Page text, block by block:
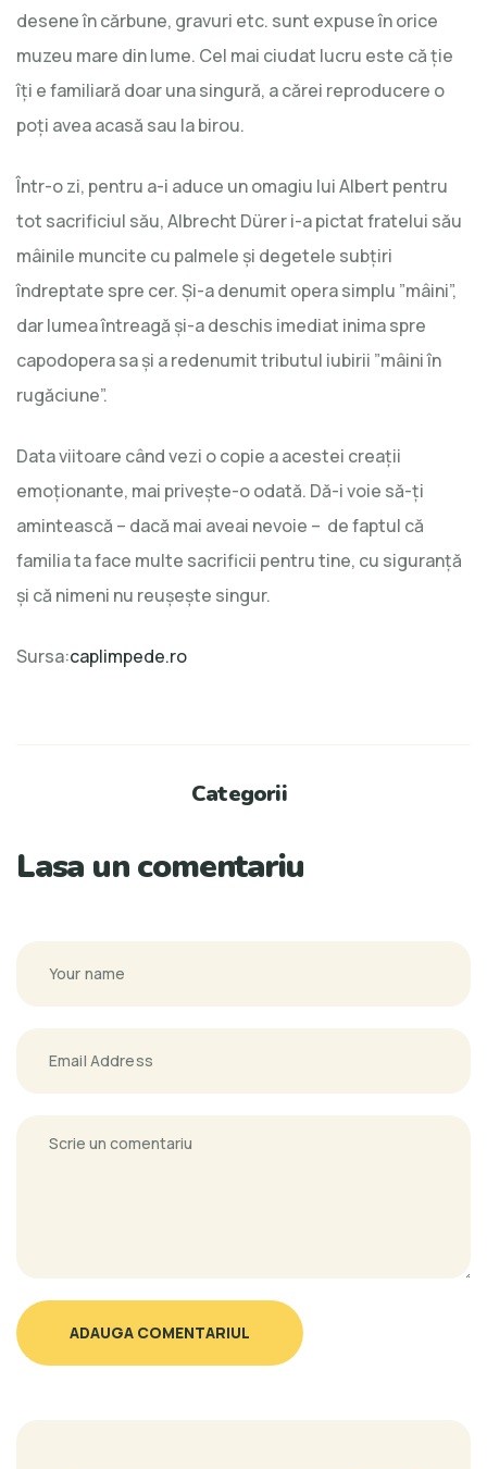
desene în cărbune, gravuri etc. sunt expuse în orice
muzeu mare din lume. Cel mai ciudat lucru este că ţie
îţi e familiară doar una singură, a cărei reproducere o
poţi avea acasă sau la birou.
Într-o zi, pentru a-i aduce un omagiu lui Albert pentru
tot sacrificiul său, Albrecht Dürer i-a pictat fratelui său
mâinile muncite cu palmele şi degetele subţiri
îndreptate spre cer. Şi-a denumit opera simplu ”mâini”,
dar lumea întreagă şi-a deschis imediat inima spre
capodopera sa şi a redenumit tributul iubirii ”mâini în
rugăciune”.
Data viitoare când vezi o copie a acestei creaţii
emoţionante, mai priveşte-o odată. Dă-i voie să-ţi
amintească – dacă mai aveai nevoie – de faptul că
familia ta face multe sacrificii pentru tine, cu siguranţă
şi că nimeni nu reuşeşte singur.
Sursa:caplimpede.ro
Categorii
Lasa un comentariu
ADAUGA COMENTARIUL